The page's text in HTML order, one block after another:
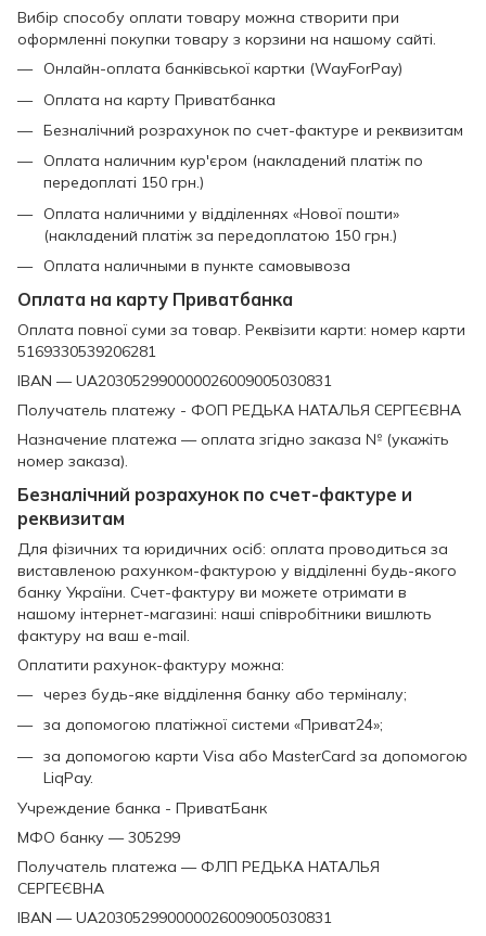
Вибір способу оплати товару можна створити при
оформленні покупки товару з корзини на нашому сайті.
Онлайн-оплата банківської картки (WayForPay)
Оплата на карту Приватбанка
Безналічний розрахунок по счет-фактуре и реквизитам
Оплата наличним кур'єром (накладений платіж по
передоплаті 150 грн.)
Оплата наличними у відділеннях «Нової пошти»
(накладений платіж за передоплатою 150 грн.)
Оплата наличными в пункте самовывоза
Оплата на карту Приватбанка
Оплата повної суми за товар. Реквізити карти: номер карти
5169330539206281
IBAN — UA203052990000026009005030831
Получатель платежу - ФОП РЕДЬКА НАТАЛЬЯ СЕРГЕЄВНА
Назначение платежа — оплата згідно заказа № (укажіть
номер заказа).
Безналічний розрахунок по счет-фактуре и
реквизитам
Для фізичних та юридичних осіб: оплата проводиться за
виставленою рахунком-фактурою у відділенні будь-якого
банку України. Счет-фактуру ви можете отримати в
нашому інтернет-магазині: наші співробітники вишлють
фактуру на ваш e-mail.
Оплатити рахунок-фактуру можна:
через будь-яке відділення банку або терміналу;
за допомогою платіжної системи «Приват24»;
за допомогою карти Visa або MasterCard за допомогою
LiqPay.
Учреждение банка - ПриватБанк
МФО банку — 305299
Получатель платежа — ФЛП РЕДЬКА НАТАЛЬЯ
СЕРГЕЄВНА
IBAN — UA203052990000026009005030831